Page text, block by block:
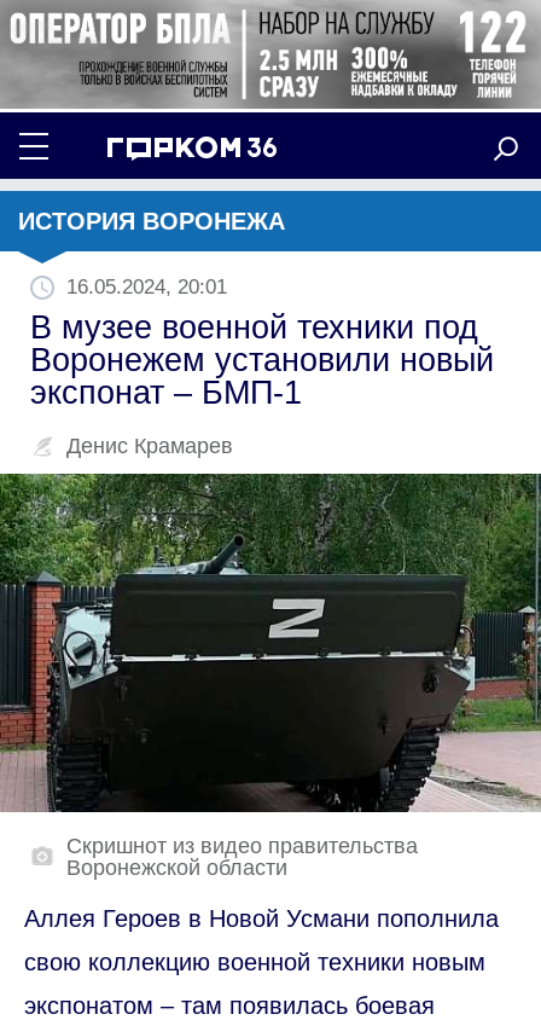
ИСТОРИЯ ВОРОНЕЖА
16.05.2024, 20:01
В музее военной техники под
Воронежем установили новый
экспонат – БМП-1
Денис Крамарев
Скришнот из видео правительства
Воронежской области
Аллея Героев в Новой Усмани пополнила
свою коллекцию военной техники новым
экспонатом – там появилась боевая